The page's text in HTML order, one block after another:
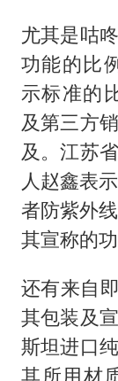
尤其是咕
功能的比
示标准的
及第三方
及。江苏
人赵鑫表
者防紫外
其宣称的
还有来自
其包装及
斯坦进口
其所用材